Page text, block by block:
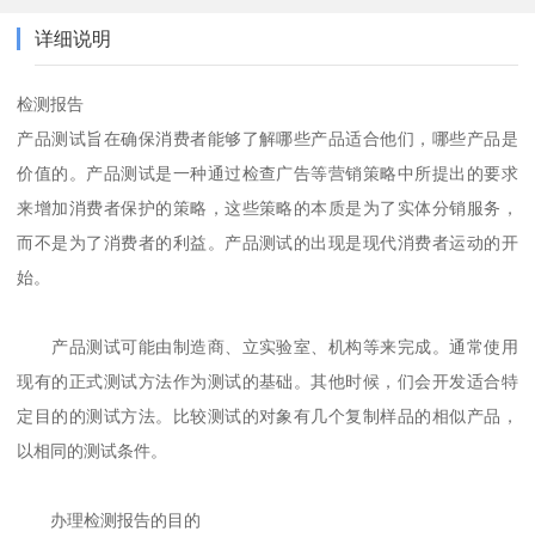
详细说明
检测报告
产品测试旨在确保消费者能够了解哪些产品适合他们，哪些产品是
价值的。产品测试是一种通过检查广告等营销策略中所提出的要求
来增加消费者保护的策略，这些策略的本质是为了实体分销服务，
而不是为了消费者的利益。产品测试的出现是现代消费者运动的开
始。
产品测试可能由制造商、立实验室、机构等来完成。通常使用
现有的正式测试方法作为测试的基础。其他时候，们会开发适合特
定目的的测试方法。比较测试的对象有几个复制样品的相似产品，
以相同的测试条件。
办理检测报告的目的